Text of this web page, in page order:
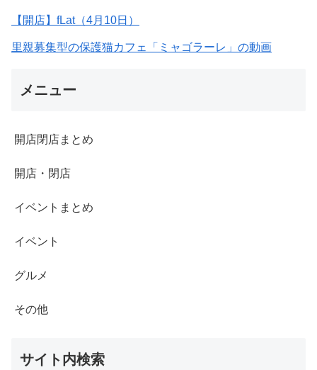
【開店】fLat（4月10日）
里親募集型の保護猫カフェ「ミャゴラーレ」の動画
メニュー
開店閉店まとめ
開店・閉店
イベントまとめ
イベント
グルメ
その他
サイト内検索